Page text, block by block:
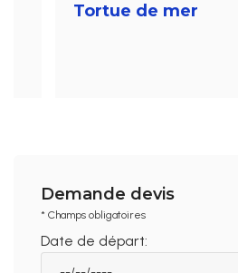
Tortue de mer
Demande devis
* Champs obligatoires
Date de départ: